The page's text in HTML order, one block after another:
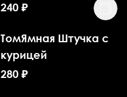
240 ₽
ТомЯмная Штучка с
курицей
280 ₽